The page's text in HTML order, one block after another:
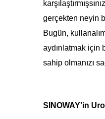
gerçekten neyin
Bugün,
aydınlatmak için
sahip olmanızı
SINOWAY'in